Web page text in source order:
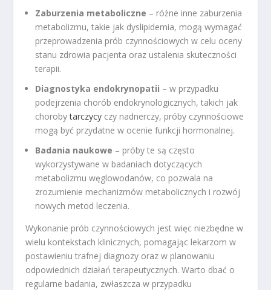
Zaburzenia metaboliczne – różne inne zaburzenia
metabolizmu, takie jak dyslipidemia, mogą wymagać
przeprowadzenia prób czynnościowych w celu oceny
stanu zdrowia pacjenta oraz ustalenia skuteczności
terapii.
Diagnostyka endokrynopatii – w przypadku
podejrzenia chorób endokrynologicznych, takich jak
chorobytarczycy czy nadnerczy, próby czynnościowe
mogą być przydatne w ocenie funkcji hormonalnej.
Badania naukowe – próby te są często
wykorzystywane w badaniach dotyczących
metabolizmu węglowodanów, co pozwala na
zrozumienie mechanizmów metabolicznych i rozwój
nowych metod leczenia.
Wykonanie prób czynnościowych jest więc niezbędne w
wielu kontekstach klinicznych, pomagając lekarzom w
postawieniu trafnej diagnozy oraz w planowaniu
odpowiednich działań terapeutycznych. Warto dbać o
regularne badania, zwłaszcza w przypadku